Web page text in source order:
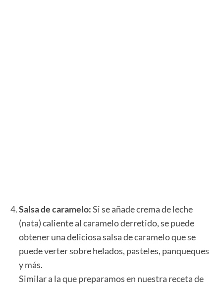
Salsa de caramelo:Si se añade crema de leche
(nata) caliente al caramelo derretido, se puede
obtener una deliciosa salsa de caramelo que se
puede verter sobre helados, pasteles, panqueques
y más.
Similar a la que preparamos en nuestra receta de